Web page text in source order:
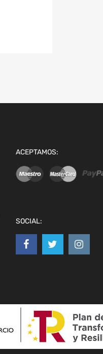
ACEPTAMOS:
SOCIAL: